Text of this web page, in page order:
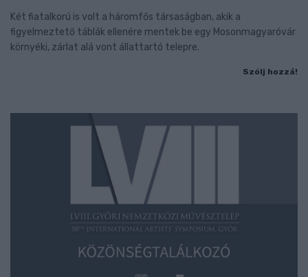
Két fiatalkorú is volt a háromfős társaságban, akik a
figyelmeztető táblák ellenére mentek be egy Mosonmagyaróvár
környéki, zárlat alá vont állattartó telepre.
Szólj hozzá!